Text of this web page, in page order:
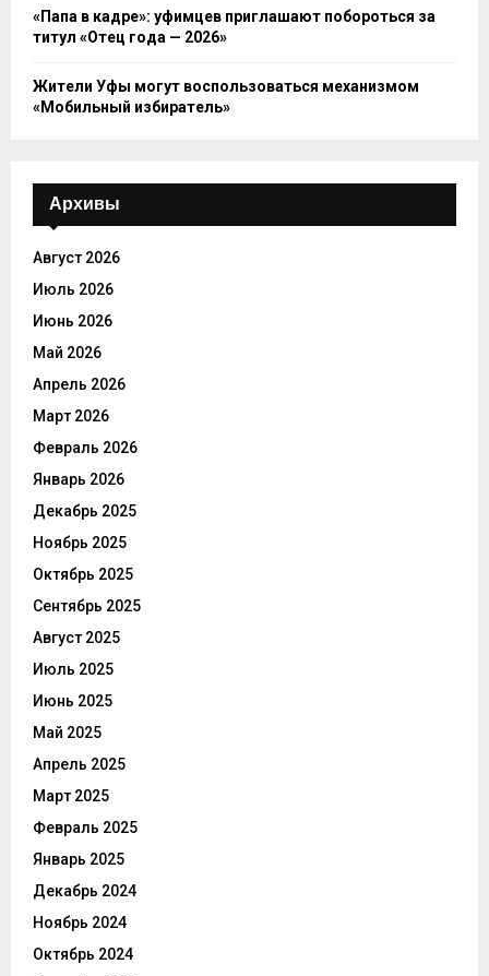
«Папа в кадре»: уфимцев приглашают побороться за
титул «Отец года — 2026»
Жители Уфы могут воспользоваться механизмом
«Мобильный избиратель»
Архивы
Август 2026
Июль 2026
Июнь 2026
Май 2026
Апрель 2026
Март 2026
Февраль 2026
Январь 2026
Декабрь 2025
Ноябрь 2025
Октябрь 2025
Сентябрь 2025
Август 2025
Июль 2025
Июнь 2025
Май 2025
Апрель 2025
Март 2025
Февраль 2025
Январь 2025
Декабрь 2024
Ноябрь 2024
Октябрь 2024